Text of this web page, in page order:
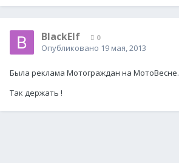
BlackElf 0
Опубликовано 19 мая, 2013
Была реклама Мотограждан на МотоВесне.
Так держать !